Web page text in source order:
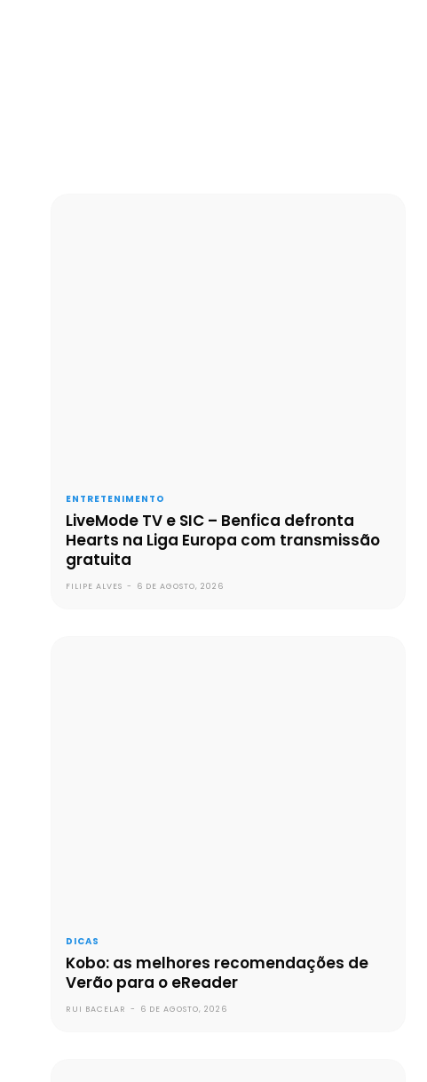
ENTRETENIMENTO
LiveMode TV e SIC – Benfica defronta
Hearts na Liga Europa com transmissão
gratuita
FILIPE ALVES - 6 DE AGOSTO, 2026
DICAS
Kobo: as melhores recomendações de
Verão para o eReader
RUI BACELAR - 6 DE AGOSTO, 2026